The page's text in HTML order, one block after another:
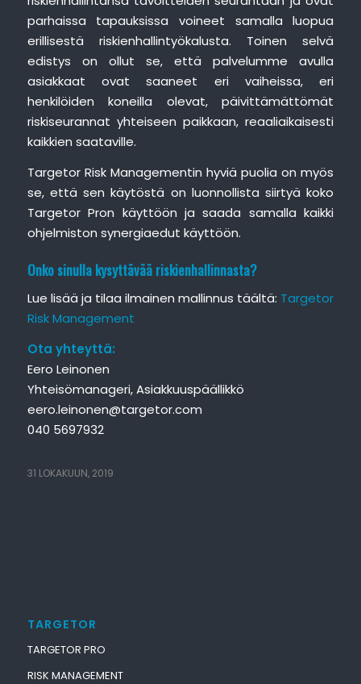
parhaissa tapauksissa voineet samalla luopua
erillisestä riskienhallintyökalusta. Toinen selvä
edistys on ollut se, että palvelumme avulla
asiakkaat ovat saaneet eri vaiheissa, eri
henkilöiden koneilla olevat, päivittämättömät
riskiseurannat yhteiseen paikkaan, reaaliaikaisesti
kaikkien saataville.
Targetor Risk Managementin hyviä puolia on myös
se, että sen käytöstä on luonnollista siirtyä koko
Targetor Pron käyttöön ja saada samalla kaikki
ohjelmiston synergiaedut käyttöön.
Onko sinulla kysyttävää riskienhallinnasta?
Lue lisää ja tilaa ilmainen mallinnus täältä: Targetor
Risk Management
Ota yhteyttä:
Eero Leinonen
Yhteisömanageri, Asiakkuuspäällikkö
eero.leinonen@targetor.com
040 5697932
31 LOKAKUUN, 2019
TARGETOR
TARGETOR PRO
RISK MANAGEMENT